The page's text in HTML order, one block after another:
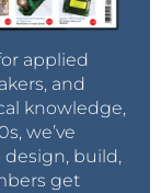
applied
and
knowledge,
we’ve
build,
get